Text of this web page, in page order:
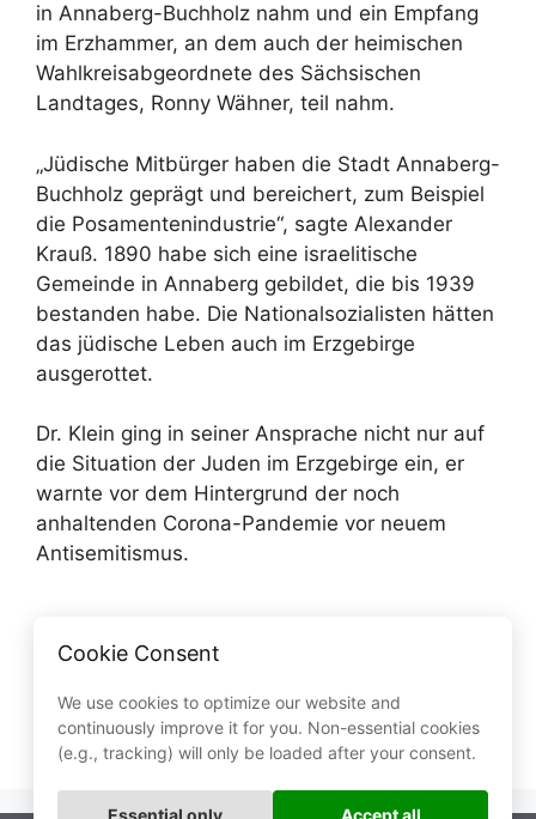
in Annaberg-Buchholz nahm und ein Empfang
im Erzhammer, an dem auch der heimischen
Wahlkreisabgeordnete des Sächsischen
Landtages, Ronny Wähner, teil nahm.
„Jüdische Mitbürger haben die Stadt Annaberg-
Buchholz geprägt und bereichert, zum Beispiel
die Posamentenindustrie“, sagte Alexander
Krauß. 1890 habe sich eine israelitische
Gemeinde in Annaberg gebildet, die bis 1939
bestanden habe. Die Nationalsozialisten hätten
das jüdische Leben auch im Erzgebirge
ausgerottet.
Dr. Klein ging in seiner Ansprache nicht nur auf
die Situation der Juden im Erzgebirge ein, er
warnte vor dem Hintergrund der noch
anhaltenden Corona-Pandemie vor neuem
Antisemitismus.
Neue Richtlinie zur Familienförderung für
Wohneigentum
Anpassungen bei Wasserversorgung
Cookie Consent
We use cookies to optimize our website and
continuously improve it for you. Non-essential cookies
(e.g., tracking) will only be loaded after your consent.
Essential only Accept all